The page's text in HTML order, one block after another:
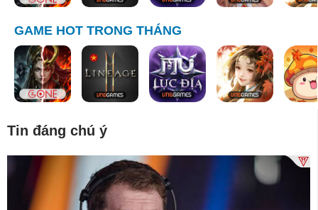
GAME HOT TRONG THÁNG
Tin đáng chú ý